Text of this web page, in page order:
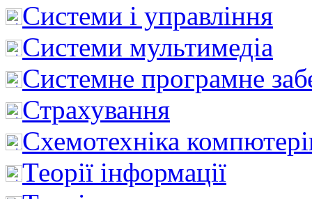
Системи і управління
Системи мультимедіа
Системне програмне
Страхування
Схемотехніка
Теорії інформації